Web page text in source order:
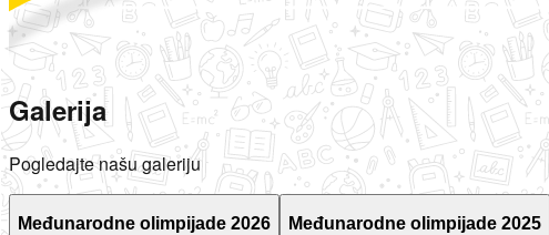
Galerija
Pogledajte našu galeriju
Međunarodne olimpijade 2026 Međunarodne olimpijade 2025